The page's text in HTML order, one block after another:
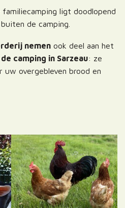
ligt doodlopend
de camping.
nemenook deel aan het
camping in Sarzeau: ze
uw overgebleven brood en